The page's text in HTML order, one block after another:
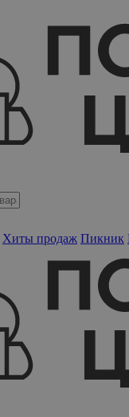
Хиты продаж Пикник